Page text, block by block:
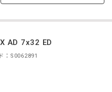
AD 7x32 ED
：S0062891